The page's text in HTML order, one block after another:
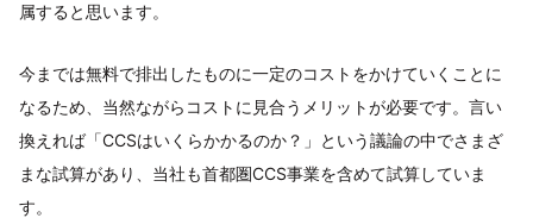
属すると思います。
今までは無料で排出したものに一定のコストをかけていくことに
なるため、当然ながらコストに見合うメリットが必要です。言い
換えれば「CCSはいくらかかるのか？」という議論の中でさまざ
まな試算があり、当社も首都圏CCS事業を含めて試算していま
す。